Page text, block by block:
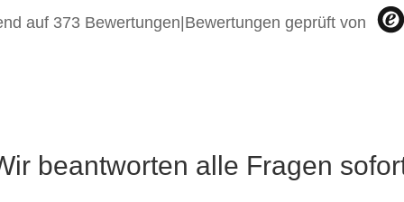
auf 373 Bewertungen Bewertungen geprüft von
beantworten alle Fragen